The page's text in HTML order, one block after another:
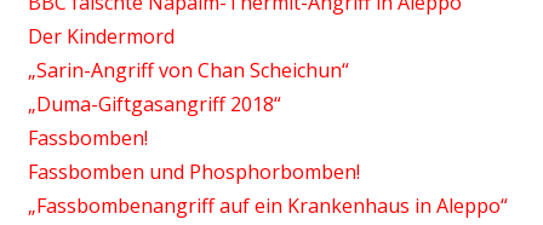
Der Kindermord
„Sarin-Angriff von Chan Scheichun“
„Duma-Giftgasangriff 2018“
Fassbomben!
Fassbomben und Phosphorbomben!
„Fassbombenangriff auf ein Krankenhaus in Aleppo“